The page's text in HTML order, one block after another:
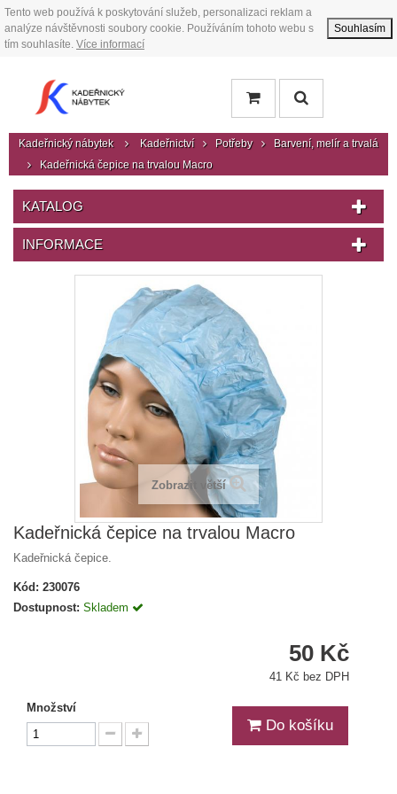
Tento web používá k poskytování služeb, personalizaci reklam a
analýze návštěvnosti soubory cookie. Používáním tohoto webu s
tím souhlasíte. Více informací
Souhlasím
Kadeřnický nábytek Kadeřnictví Potřeby
Barvení, melír a trvalá
Kadeřnická čepice na trvalou Macro
KATALOG
INFORMACE
Zobrazit větší
Kadeřnická čepice na trvalou Macro
Kadeřnická čepice.
Kód: 230076
Dostupnost: Skladem
50 Kč
41 Kč bez DPH
Množství
Do košíku